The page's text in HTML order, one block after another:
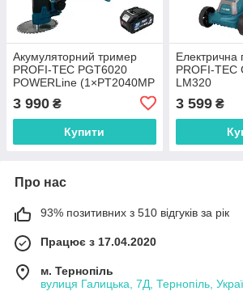
Акумуляторний тример
PROFI-TEC PGT6020
POWERLine (1×PT2040MP
пристрій)
3 990 ₴
Купити
Електрична
PROFI-TEC
LM320
3 599₴
Про нас
93% позитивних з 510 відгуків за рік
Працює з 17.04.2020
м. Тернопіль
вулиця Галицька, 7Д, Тернопіль,